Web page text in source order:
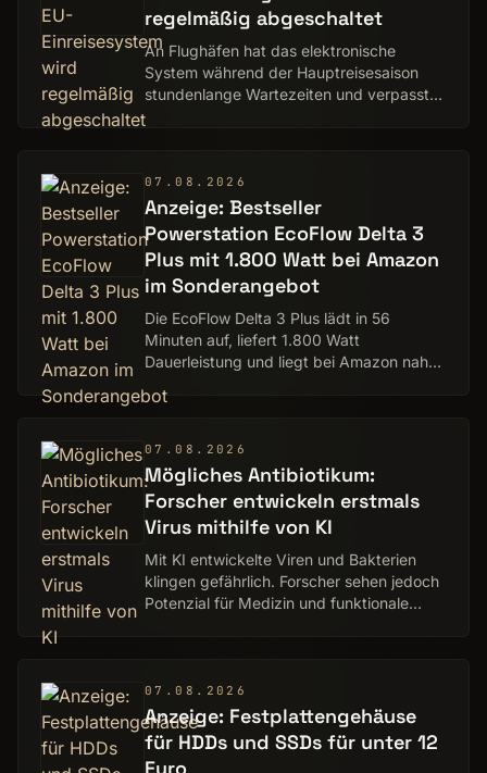
regelmäßig abgeschaltet
An Flughäfen hat das elektronische
System während der Hauptreisesaison
stundenlange Wartezeiten und verpasste
Anschlüsse verursacht.
07.08.2026
Anzeige: Bestseller
Powerstation EcoFlow Delta 3
Plus mit 1.800 Watt bei Amazon
im Sonderangebot
Die EcoFlow Delta 3 Plus lädt in 56
Minuten auf, liefert 1.800 Watt
Dauerleistung und liegt bei Amazon nahe
07.08.2026
Mögliches Antibiotikum:
Forscher entwickeln erstmals
Virus mithilfe von KI
Mit KI entwickelte Viren und Bakterien
klingen gefährlich. Forscher sehen jedoch
Potenzial für Medizin und funktionale
07.08.2026
Anzeige: Festplattengehäuse
für HDDs und SSDs für unter 12